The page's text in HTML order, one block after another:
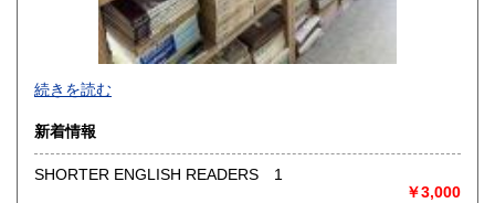
-
沿線名：-
最寄駅：-
営業時間：-
定休日：-
続きを読む
新着情報
SHORTER ENGLISH READERS 1
￥3,000